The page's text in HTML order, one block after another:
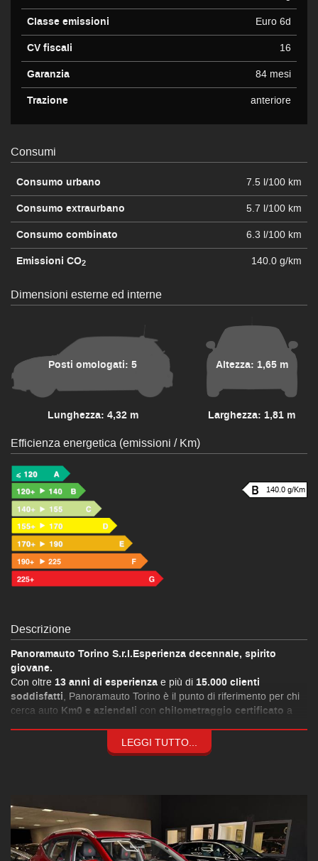
Classe emissioni Euro 6d
CV fiscali 16
Garanzia 84 mesi
Trazione anteriore
Consumi
Consumo urbano 7.5 l/100 km
Consumo extraurbano 5.7 l/100 km
Consumo combinato 6.3 l/100 km
Emissioni CO2 140.0 g/km
Dimensioni esterne ed interne
Posti omologati: 5
Lunghezza: 4,32 m
Altezza: 1,65 m
Larghezza: 1,81 m
Efficienza energetica (emissioni / Km)
140.0 g/Km
Descrizione
Panoramauto Torino S.r.l.Esperienza decennale, spirito
giovane.
Con oltre 13 anni di esperienza e più di 15.000 clienti
soddisfatti, Panoramauto Torino è il punto di riferimento per chi
cerca auto Km0 e aziendali con chilometraggio certificato a
Formule finanziarie personalizzate
tassi agevolati, grazie alle convenzioni con le
valore a nuovo fino a 84 mesi
franchigia zero.
Assistenza completa:
Manutenzione ordinaria e straordinaria interna
Carrozzeriaeassistenza stradaleper supportarti a 360°
LEGGI TUTTO...